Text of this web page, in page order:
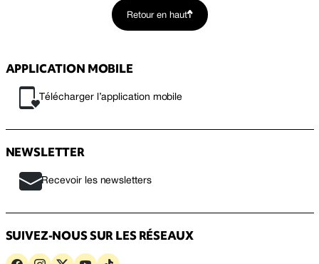
Retour en haut
APPLICATION MOBILE
Télécharger l’application mobile
NEWSLETTER
Recevoir les newsletters
SUIVEZ-NOUS SUR LES RÉSEAUX